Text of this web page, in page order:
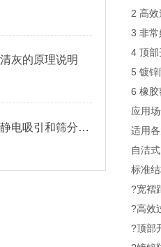
灰的原理说明
什么是除尘滤芯的静电吸引和筛分效应
2 高
3 非常
4 顶部
5 镀锌
6 橡胶
应用
适用
自洁
标准结
?宽褶
?高效
?顶部